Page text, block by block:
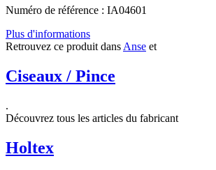
Numéro de référence : IA04601
Plus d'informations
Retrouvez ce produit dans Anse et
Ciseaux / Pince
.
Découvrez tous les articles du fabricant
Holtex